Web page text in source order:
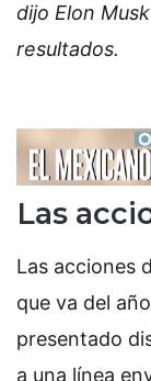
dijo Elon
resultados.
Las
Las acciones
que va del
presentado
a una línea